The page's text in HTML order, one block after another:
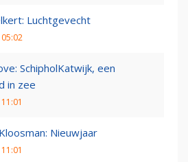
Luchtgevecht
SchipholKatwijk, een
in zee
Nieuwjaar